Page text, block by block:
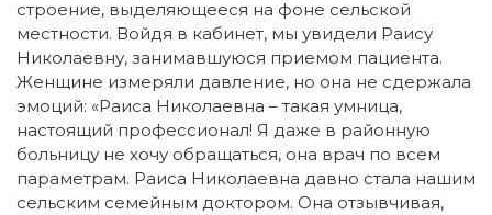
строение, выделяющееся на фоне сельской
местности. Войдя в кабинет, мы увидели Раису
Николаевну, занимавшуюся приемом пациента.
Женщине измеряли давление, но она не сдержала
эмоций: «Раиса Николаевна – такая умница,
настоящий профессионал! Я даже в районную
больницу не хочу обращаться, она врач по всем
параметрам. Раиса Николаевна давно стала нашим
сельским семейным доктором. Она отзывчивая,